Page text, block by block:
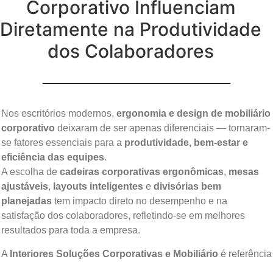
Corporativo Influenciam
Diretamente na Produtividade
dos Colaboradores
Nos escritórios modernos, ergonomia e design de mobiliário
corporativo deixaram de ser apenas diferenciais — tornaram-
se fatores essenciais para a produtividade, bem-estar e
eficiência das equipes.
A escolha de cadeiras corporativas ergonômicas, mesas
ajustáveis, layouts inteligentes e divisórias bem
planejadas tem impacto direto no desempenho e na
satisfação dos colaboradores, refletindo-se em melhores
resultados para toda a empresa.
A Interiores Soluções Corporativas e Mobiliário é referência